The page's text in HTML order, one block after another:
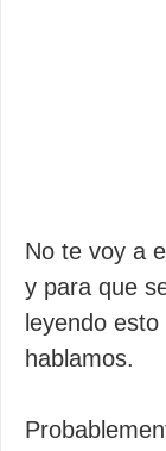
No te voy a
y para que
leyendo
hablamos.